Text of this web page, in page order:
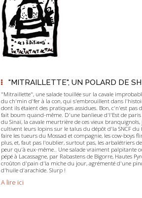
"MITRAILLETTE", UN POLARD DE
"Mitraillette", une salade touillée sur la cavale
du ch'min d'fer à la con, qui s'embrouillent dans
dont ils étaient des pratiques assidues. Bon, c'n'est pas
fait boum quand-même. D'une banlieue d'l'Est de paris
du Sinaï, la cavale meurtrière de ces vieux
cultivent leurs lopins sur le talus du dépôt d'la SNCF
faire les tueurs du Mossad et compagnie, les cow-boys
plus, et, faut pas l'oublier, surtout pas, les arbalétriers
peur qu'à eux-même.. Une salade vraiment palpitante
pépé à Lacassagne, par Rabastens de Bigorre, Hautes
croûton d'pain d'la miche du jour, agrémenté d'une
d'huile d'arachide. Slurp !
A lire ici